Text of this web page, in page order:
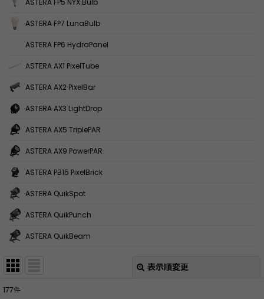
ASTERA FP5 NYX Bulb
ASTERA FP7 LunaBulb
ASTERA FP6 HydraPanel
ASTERA AX1 PixelTube
ASTERA AX2 PixelBar
ASTERA AX3 LightDrop
ASTERA AX5 TriplePAR
ASTERA AX9 PowerPAR
ASTERA PB15 PixelBrick
ASTERA QuikSpot
ASTERA QuikPunch
ASTERA QuikBeam
表示順変更
177件